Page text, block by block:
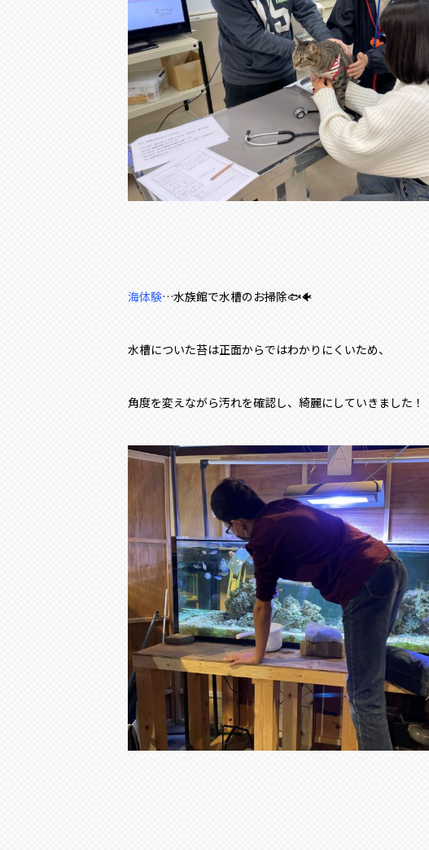
海体験…水族館で水槽のお掃除🐟🐠
水槽についた苔は正面からではわかりにくいため、
角度を変えながら汚れを確認し、綺麗にしていきました！